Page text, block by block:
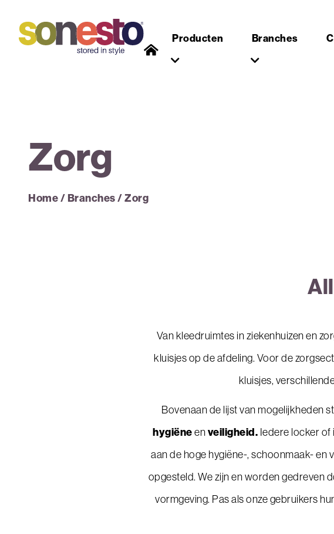
Producten Branches
Zorg
Home/ Branches/Zorg
Van kleedruimtes in ziekenhuizen en
kluisjes op de afdeling. Voor de
kluisjes,
Bovenaan de lijst van mogelijkheden
hygiëneen veiligheid. Iedere locker
aan de hoge hygiëne-, schoonmaak-
opgesteld. We zijn en worden gedreven
vormgeving. Pas als onze gebruikers